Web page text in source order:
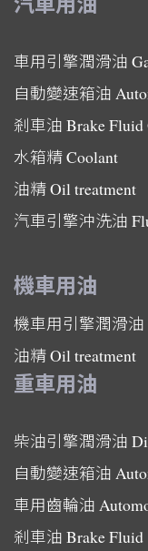
車用引擎潤滑油
自動變速箱油
剎車油 Brake
水箱精Coolant
油精Oil treatment
汽車引擎沖洗油
機車用油
機車用引擎潤滑油
油精Oil treatment
重車用油
柴油引擎潤滑油
自動變速箱油
車用齒輪油
剎車油 Brake Fluid